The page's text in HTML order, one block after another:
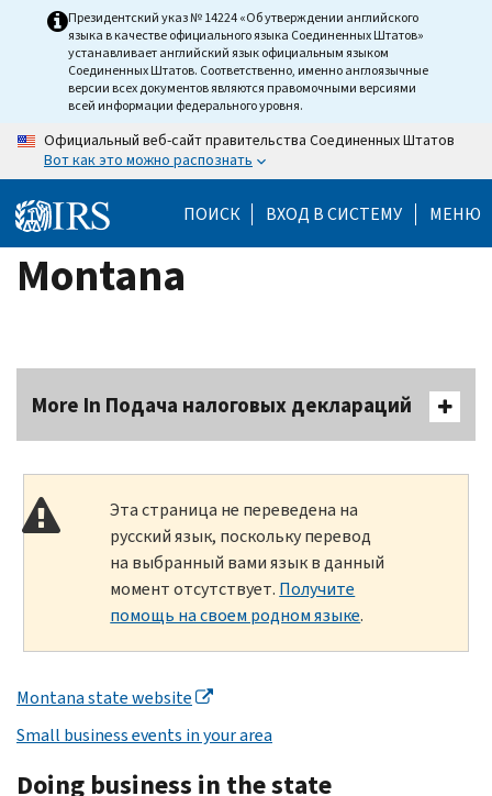
Президентский указ № 14224 «Об утверждении английского
языка в качестве официального языка Соединенных Штатов»
устанавливает английский язык официальным языком
Соединенных Штатов. Соответственно, именно англоязычные
версии всех документов являются правомочными версиями
всей информации федерального уровня.
Официальный веб-сайт правительства Соединенных Штатов
Вот как это можно распознать
ПОИСК ВХОД В СИСТЕМУ МЕНЮ
Montana
More In Подача налоговых деклараций
Эта страница не переведена на
русский язык, поскольку перевод
на выбранный вами язык в данный
момент отсутствует. Получите
помощь на своем родном языке.
Montana state website
Small business events in your area
Doing business in the state